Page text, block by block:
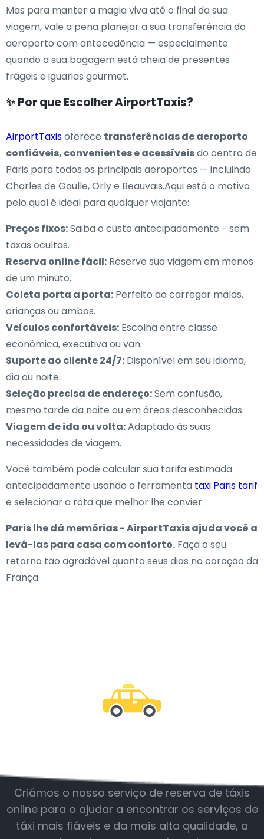
Mas para manter a magia viva até o final da sua
viagem, vale a pena planejar a sua transferência do
aeroporto com antecedência — especialmente
quando a sua bagagem está cheia de presentes
frágeis e iguarias gourmet.
✨ Por que Escolher AirportTaxis?
AirportTaxisoferece transferências de aeroporto
confiáveis, convenientes e acessíveisdo centro de
Paris para todos os principais aeroportos — incluindo
Charles de Gaulle, Orly e Beauvais.Aqui está o motivo
pelo qual é ideal para qualquer viajante:
Preços fixos:Saiba o custo antecipadamente - sem
taxas ocultas.
Reserva online fácil: Reserve sua viagem em menos
de um minuto.
Coleta porta a porta: Perfeito ao carregar malas,
crianças ou ambos.
Veículos confortáveis: Escolha entre classe
econômica, executiva ou van.
Suporte ao cliente 24/7: Disponível em seu idioma,
dia ou noite.
Seleção precisa de endereço:Sem confusão,
mesmo tarde da noite ou em áreas desconhecidas.
Viagem de ida ou volta:Adaptado às suas
necessidades de viagem.
Você também pode calcular sua tarifa estimada
antecipadamente usando a ferramenta taxi Paris tarif
e selecionar a rota que melhor lhe convier.
Paris lhe dá memórias - AirportTaxis ajuda você a
levá-las para casa com conforto. Faça o seu
retorno tão agradável quanto seus dias no coração da
França.
Criámos o nosso serviço de reserva de táxis
online para o ajudar a encontrar os serviços de
táxi mais fiáveis e da mais alta qualidade, a